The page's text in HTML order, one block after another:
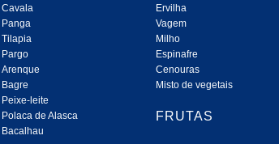
Cavala
Panga
Tilapia
Pargo
Arenque
Bagre
Peixe-leite
Polaca de Alasca
Bacalhau
Ervilha
Vagem
Milho
Espinafre
Cenouras
Misto de vegetais
FRUTAS